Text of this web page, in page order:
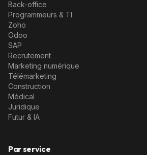
Back-office
Programmeurs & TI
Zoho
Odoo
SAP
Recrutement
Marketing numérique
Télémarketing
Construction
Médical
Juridique
Futur & IA
Par service